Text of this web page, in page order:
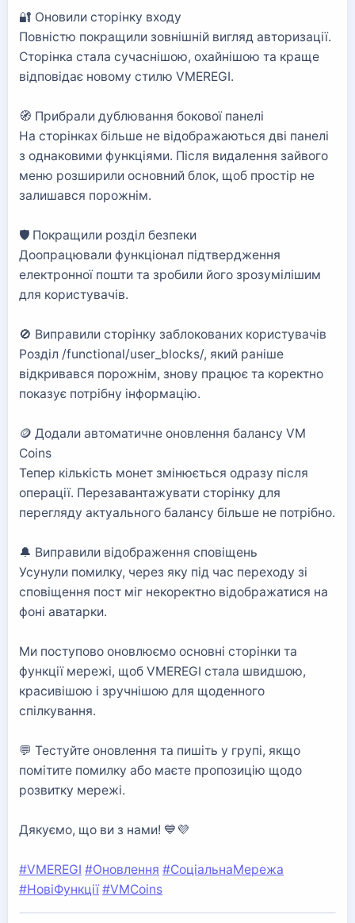
🔐 Оновили сторінку входу
Повністю покращили зовнішній вигляд авторизації.
Сторінка стала сучаснішою, охайнішою та краще
відповідає новому стилю VMEREGI.
🧭 Прибрали дублювання бокової панелі
На сторінках більше не відображаються дві панелі
з однаковими функціями. Після видалення зайвого
меню розширили основний блок, щоб простір не
залишався порожнім.
🛡️ Покращили розділ безпеки
Доопрацювали функціонал підтвердження
електронної пошти та зробили його зрозумілішим
для користувачів.
🚫 Виправили сторінку заблокованих користувачів
Розділ /functional/user_blocks/, який раніше
відкривався порожнім, знову працює та коректно
показує потрібну інформацію.
🪙 Додали автоматичне оновлення балансу VM
Coins
Тепер кількість монет змінюється одразу після
операції. Перезавантажувати сторінку для
перегляду актуального балансу більше не потрібно.
🔔 Виправили відображення сповіщень
Усунули помилку, через яку під час переходу зі
сповіщення пост міг некоректно відображатися на
фоні аватарки.
Ми поступово оновлюємо основні сторінки та
функції мережі, щоб VMEREGI стала швидшою,
красивішою і зручнішою для щоденного
спілкування.
💬 Тестуйте оновлення та пишіть у групі, якщо
помітите помилку або маєте пропозицію щодо
розвитку мережі.
Дякуємо, що ви з нами! 💙💜
#VMEREGI #Оновлення #СоціальнаМережа
#НовіФункції #VMCoins